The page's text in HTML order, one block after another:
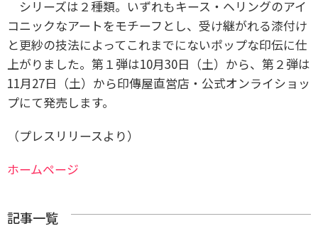
シリーズは２種類。いずれもキース・ヘリングのアイ
コニックなアートをモチーフとし、受け継がれる漆付け
と更紗の技法によってこれまでにないポップな印伝に仕
上がりました。第１弾は10月30日（土）から、第２弾は
11月27日（土）から印傳屋直営店・公式オンライショッ
プにて発売します。
（プレスリリースより）
ホームページ
記事一覧